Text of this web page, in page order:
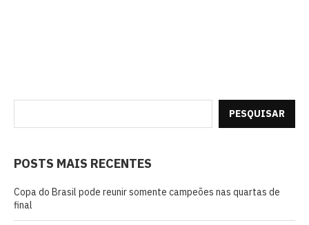
PESQUISAR
POSTS MAIS RECENTES
Copa do Brasil pode reunir somente campeões nas quartas de
final